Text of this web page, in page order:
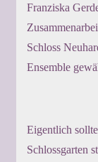
Franziska
Schloss
Ensemble
Eigentlich
Schlossgarten